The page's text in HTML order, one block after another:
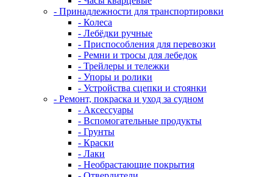
- Принадлежности для транспортировки
- Колеса
- Лебёдки ручные
- Приспособления для перевозки
- Ремни и тросы для лебедок
- Трейлеры и тележки
- Упоры и ролики
- Устройства сцепки и стоянки
- Ремонт, покраска и уход за судном
- Аксессуары
- Вспомогательные продукты
- Грунты
- Краски
- Лаки
- Необрастающие покрытия